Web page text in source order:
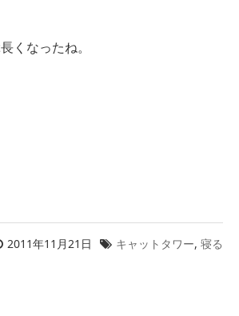
くなったね。
2011年11月21日 キャットタワー, 寝る